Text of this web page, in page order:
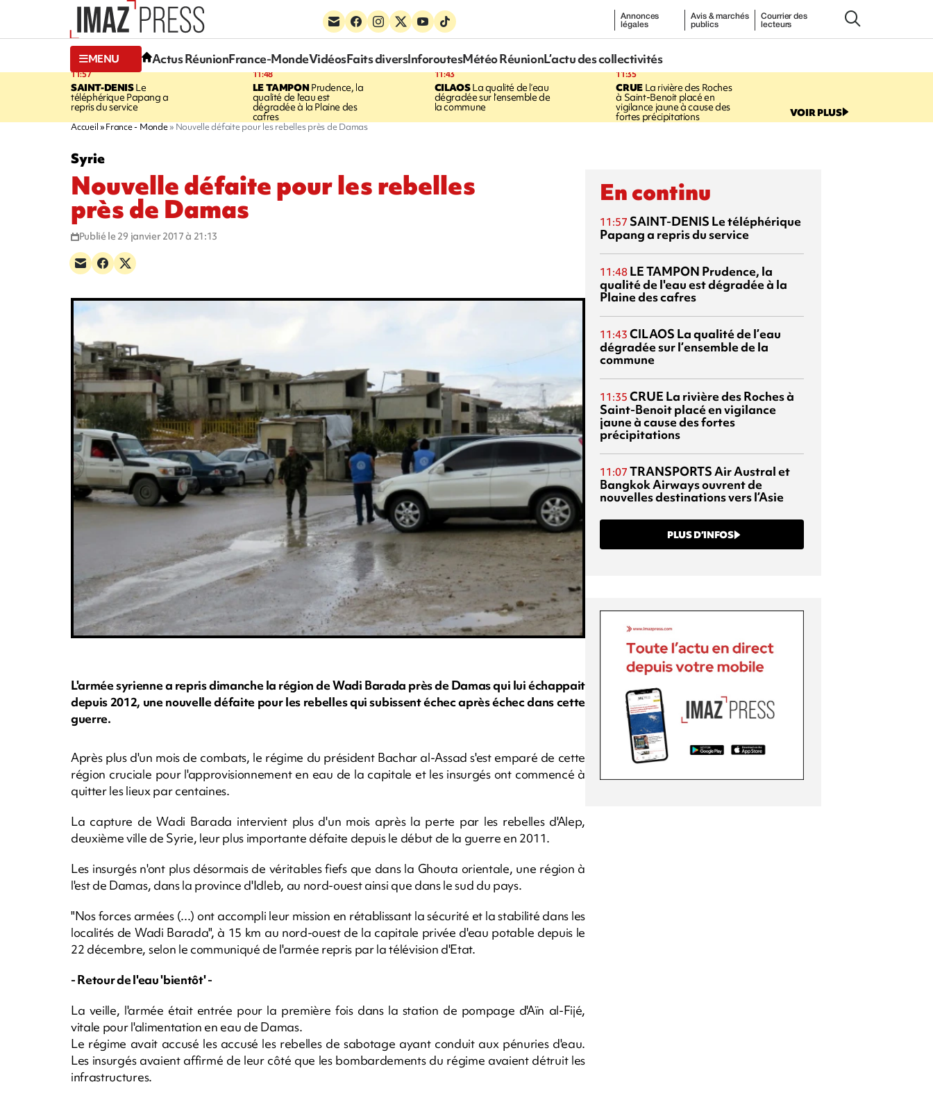
Annonces
légales
Avis & marchés
publics
Courrier des
lecteurs
MENU Actus RéunionFrance-MondeVidéosFaits diversInforoutesMétéo RéunionL’actu des collectivités
11:57
SAINT-DENISLe
téléphérique Papang a
repris du service
11:48
LE TAMPONPrudence, la
qualité de l'eau est
dégradée à la Plaine des
cafres
11:43
CILAOSLa qualité de l’eau
dégradée sur l’ensemble de
la commune
11:35
CRUELa rivière des Roches
à Saint-Benoit placé en
vigilance jaune à cause des
fortes précipitations VOIR PLUS
Accueil France - Monde Nouvelle défaite pour les rebelles près de Damas
Syrie
Nouvelle défaite pour les rebelles
près de Damas
Publié le 29 janvier 2017 à 21:13
L'armée syrienne a repris dimanche la région de Wadi Barada près de Damas qui lui échappait
depuis 2012, une nouvelle défaite pour les rebelles qui subissent échec après échec dans cette
guerre.
Après plus d'un mois de combats, le régime du président Bachar al-Assad s'est emparé de cette
région cruciale pour l'approvisionnement en eau de la capitale et les insurgés ont commencé à
quitter les lieux par centaines.
La capture de Wadi Barada intervient plus d'un mois après la perte par les rebelles d'Alep,
deuxième ville de Syrie, leur plus importante défaite depuis le début de la guerre en 2011.
Les insurgés n'ont plus désormais de véritables fiefs que dans la Ghouta orientale, une région à
l'est de Damas, dans la province d'Idleb, au nord-ouest ainsi que dans le sud du pays.
"Nos forces armées (...) ont accompli leur mission en rétablissant la sécurité et la stabilité dans les
localités de Wadi Barada", à 15 km au nord-ouest de la capitale privée d'eau potable depuis le
22 décembre, selon le communiqué de l'armée repris par la télévision d'Etat.
- Retour de l'eau 'bientôt' -
La veille, l'armée était entrée pour la première fois dans la station de pompage d'Aïn al-Fijé,
vitale pour l'alimentation en eau de Damas.
Le régime avait accusé les accusé les rebelles de sabotage ayant conduit aux pénuries d'eau.
Les insurgés avaient affirmé de leur côté que les bombardements du régime avaient détruit les
infrastructures.
En continu
11:57 SAINT-DENIS Le téléphérique
Papang a repris du service
11:48 LE TAMPON Prudence, la
qualité de l'eau est dégradée à la
Plaine des cafres
11:43 CILAOS La qualité de l’eau
dégradée sur l’ensemble de la
commune
11:35 CRUE La rivière des Roches à
Saint-Benoit placé en vigilance
jaune à cause des fortes
précipitations
11:07 TRANSPORTSAir Austral et
Bangkok Airways ouvrent de
nouvelles destinations vers l’Asie
PLUS D’INFOS